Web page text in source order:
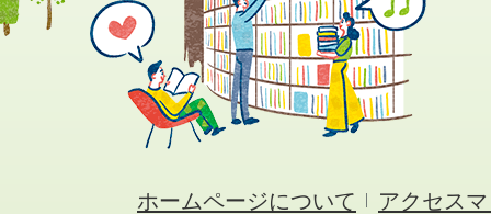
ホームページについて アクセス